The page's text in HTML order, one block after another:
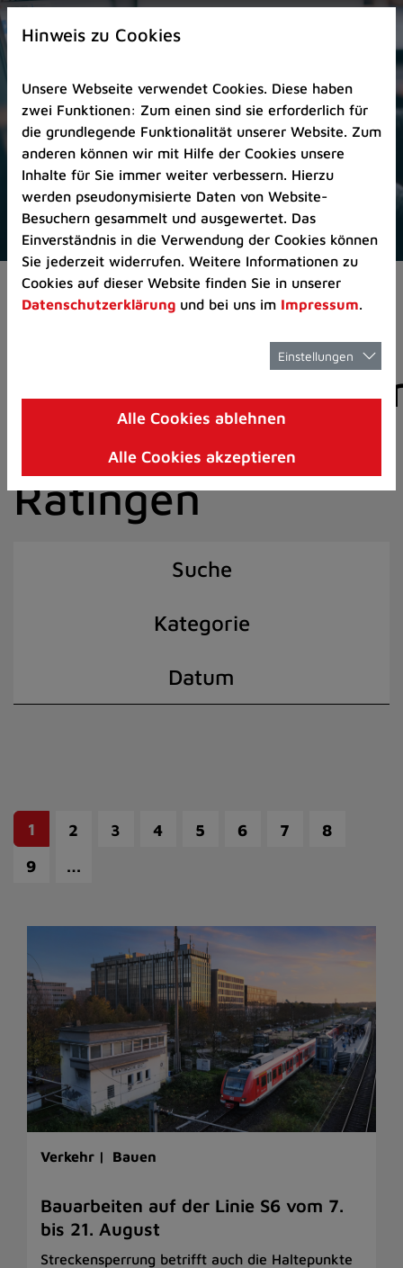
Zur
Startseite
Zum
Seitenanfang
springen
(Schnelltaste
A)
Zur
Navigation/Menü
springen
(Schnelltaste
M)
Zur
8)
I)
Aktuelles Pressemitteilungen
der Stadt
Ratingen
Suche
Kategorie
Datum
1 2 3 4 5 6 7
8
9
…
Verkehr | Bauen
Bauarbeiten auf der Linie S6 vom 7.
bis 21. August
Streckensperrung betrifft auch die Haltepunkte
Hinweis zu Cookies
Unsere Webseite verwendet Cookies. Diese haben
zwei Funktionen: Zum einen sind sie erforderlich für
die grundlegende Funktionalität unserer Website. Zum
anderen können wir mit Hilfe der Cookies unsere
Inhalte für Sie immer weiter verbessern. Hierzu
werden pseudonymisierte Daten von Website-
Besuchern gesammelt und ausgewertet. Das
Einverständnis in die Verwendung der Cookies können
Sie jederzeit widerrufen. Weitere Informationen zu
Cookies auf dieser Website finden Sie in unserer
Datenschutzerklärung und bei uns im Impressum.
Einstellungen
Alle Cookies ablehnen
Alle Cookies akzeptieren